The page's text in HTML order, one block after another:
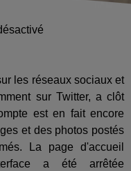
les réseaux sociaux et
sur Twitter, a clôt
est en fait encore
et des photos postés
La page d'accueil
a été arrêtée